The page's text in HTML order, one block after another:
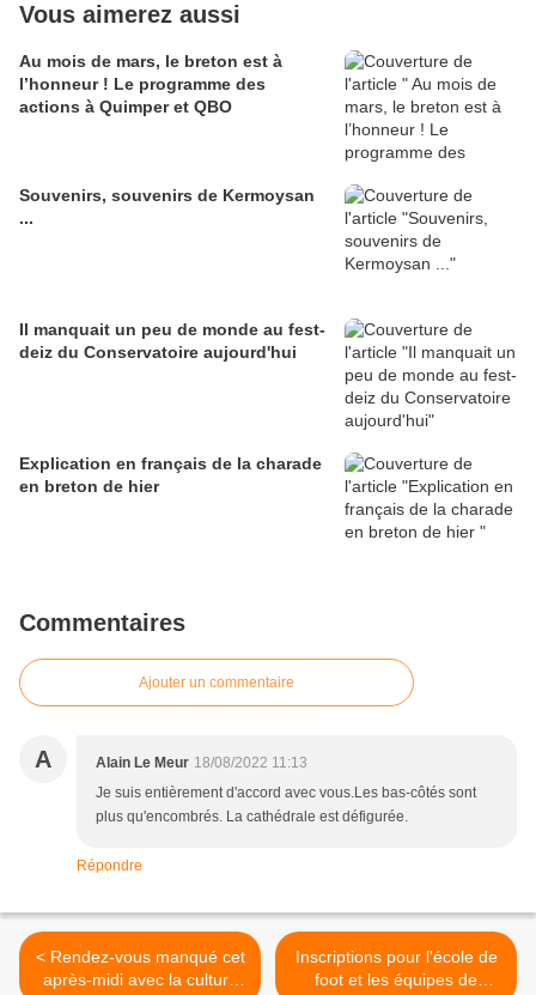
Vous aimerez aussi
Au mois de mars, le breton est à
l’honneur ! Le programme des
actions à Quimper et QBO
Souvenirs, souvenirs de Kermoysan
...
Il manquait un peu de monde au fest-
deiz du Conservatoire aujourd'hui
Explication en français de la charade
en breton de hier
Commentaires
Ajouter un commentaire
A Alain Le Meur 18/08/2022 11:13
Je suis entièrement d'accord avec vous.Les bas-côtés sont
plus qu'encombrés. La cathédrale est défigurée.
Répondre
< Rendez-vous manqué cet
après-midi avec la culture
Inscriptions pour l'école de
foot et les équipes de